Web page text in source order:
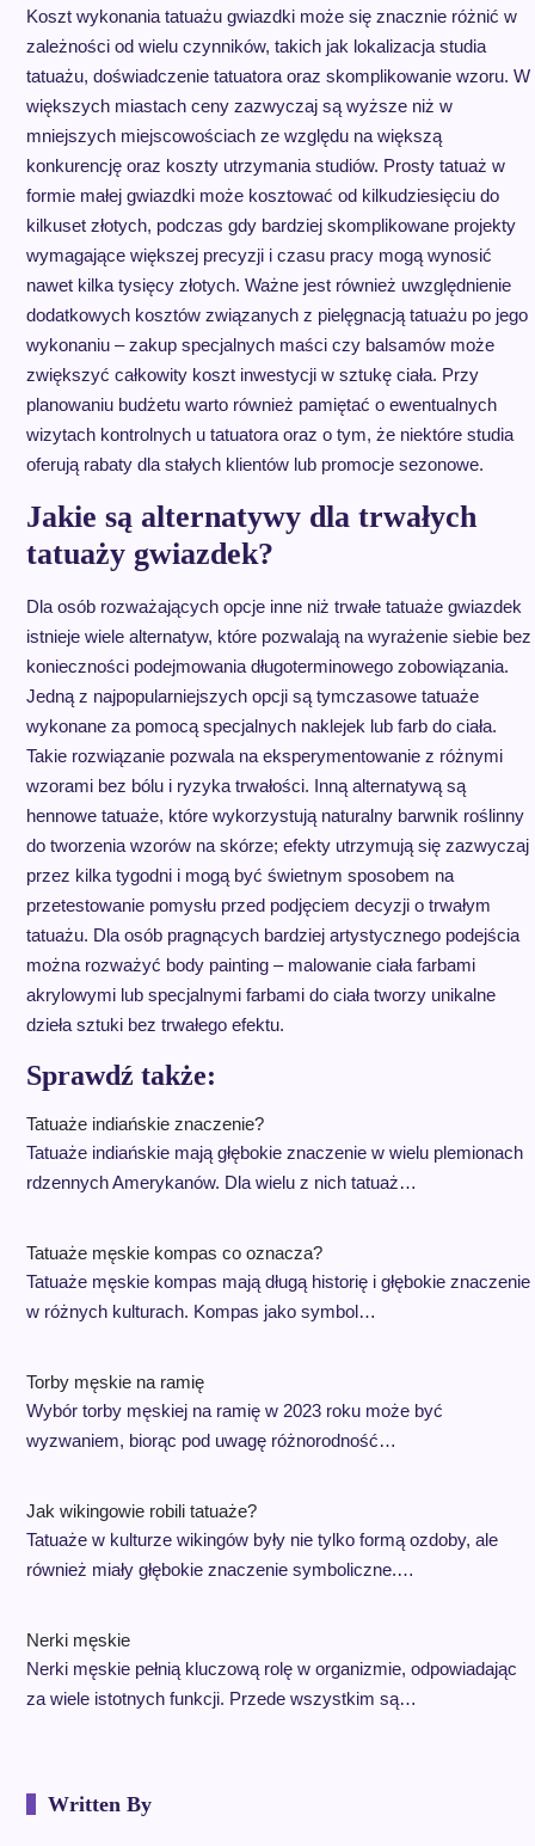
Koszt wykonania tatuażu gwiazdki może się znacznie różnić w
zależności od wielu czynników, takich jak lokalizacja studia
tatuażu, doświadczenie tatuatora oraz skomplikowanie wzoru. W
większych miastach ceny zazwyczaj są wyższe niż w
mniejszych miejscowościach ze względu na większą
konkurencję oraz koszty utrzymania studiów. Prosty tatuaż w
formie małej gwiazdki może kosztować od kilkudziesięciu do
kilkuset złotych, podczas gdy bardziej skomplikowane projekty
wymagające większej precyzji i czasu pracy mogą wynosić
nawet kilka tysięcy złotych. Ważne jest również uwzględnienie
dodatkowych kosztów związanych z pielęgnacją tatuażu po jego
wykonaniu – zakup specjalnych maści czy balsamów może
zwiększyć całkowity koszt inwestycji w sztukę ciała. Przy
planowaniu budżetu warto również pamiętać o ewentualnych
wizytach kontrolnych u tatuatora oraz o tym, że niektóre studia
oferują rabaty dla stałych klientów lub promocje sezonowe.
Jakie są alternatywy dla trwałych
tatuaży gwiazdek?
Dla osób rozważających opcje inne niż trwałe tatuaże gwiazdek
istnieje wiele alternatyw, które pozwalają na wyrażenie siebie bez
konieczności podejmowania długoterminowego zobowiązania.
Jedną z najpopularniejszych opcji są tymczasowe tatuaże
wykonane za pomocą specjalnych naklejek lub farb do ciała.
Takie rozwiązanie pozwala na eksperymentowanie z różnymi
wzorami bez bólu i ryzyka trwałości. Inną alternatywą są
hennowe tatuaże, które wykorzystują naturalny barwnik roślinny
do tworzenia wzorów na skórze; efekty utrzymują się zazwyczaj
przez kilka tygodni i mogą być świetnym sposobem na
przetestowanie pomysłu przed podjęciem decyzji o trwałym
tatuażu. Dla osób pragnących bardziej artystycznego podejścia
można rozważyć body painting – malowanie ciała farbami
akrylowymi lub specjalnymi farbami do ciała tworzy unikalne
dzieła sztuki bez trwałego efektu.
Sprawdź także:
Tatuaże indiańskie znaczenie?
Tatuaże indiańskie mają głębokie znaczenie w wielu plemionach
rdzennych Amerykanów. Dla wielu z nich tatuaż…
Tatuaże męskie kompas co oznacza?
Tatuaże męskie kompas mają długą historię i głębokie znaczenie
w różnych kulturach. Kompas jako symbol…
Torby męskie na ramię
Wybór torby męskiej na ramię w 2023 roku może być
wyzwaniem, biorąc pod uwagę różnorodność…
Jak wikingowie robili tatuaże?
Tatuaże w kulturze wikingów były nie tylko formą ozdoby, ale
również miały głębokie znaczenie symboliczne.…
Nerki męskie
Nerki męskie pełnią kluczową rolę w organizmie, odpowiadając
za wiele istotnych funkcji. Przede wszystkim są…
Written By